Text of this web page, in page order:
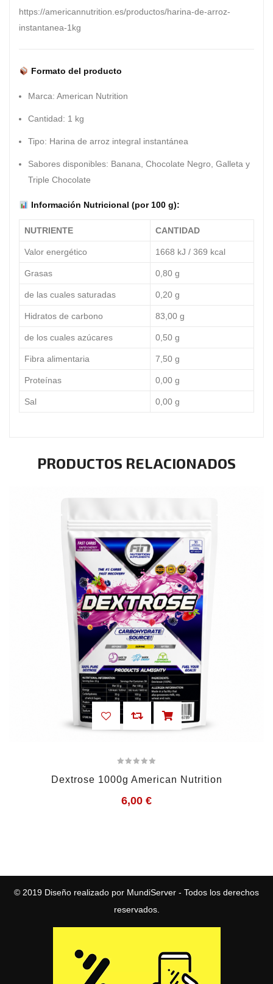
https://americannutrition.es/productos/harina-de-arroz-
instantanea-1kg
Formato del producto
Marca: American Nutrition
Cantidad: 1 kg
Tipo: Harina de arroz integral instantánea
Sabores disponibles: Banana, Chocolate Negro, Galleta y
Triple Chocolate
Información Nutricional (por 100 g):
NUTRIENTE CANTIDAD
Valor energético 1668 kJ / 369 kcal
Grasas 0,80 g
de las cuales saturadas 0,20 g
Hidratos de carbono 83,00 g
de los cuales azúcares 0,50 g
Fibra alimentaria 7,50 g
Proteínas 0,00 g
Sal 0,00 g
PRODUCTOS RELACIONADOS
Dextrose 1000g American Nutrition
6,00 €
© 2019 Diseño realizado por MundiServer - Todos los derechos
reservados.